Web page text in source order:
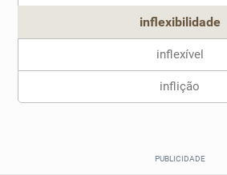
Sinônimos
inflexibilidade
inflexível
inflição